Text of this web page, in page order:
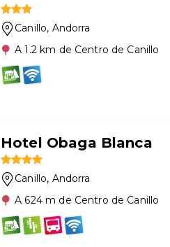
Canillo, Andorra
A 1.2 km de Centro de Canillo
Hotel Obaga Blanca
Canillo, Andorra
A 624 m de Centro de Canillo